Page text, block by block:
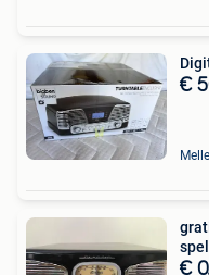
€
Melle
€